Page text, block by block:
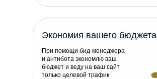
Экономия вашего бюджета
При помощи бид-менеджера
и антибота экономлю ваш
бюджет и веду на ваш сайт
только целевой трафик